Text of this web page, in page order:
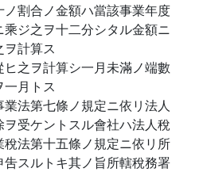
割合ノ金額ハ當該事業年度
乘ジ之ヲ十二分シタル金額ニ
計算ス
之ヲ計算シ一月未滿ノ端數
月トス
法第七條ノ規定ニ依リ法人
受ケントスル會社ハ法人稅
法第十五條ノ規定ニ依リ所
スルトキ其ノ旨所轄稅務署